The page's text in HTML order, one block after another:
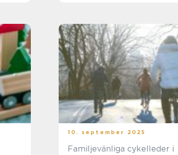
10. september 2025
Familjevänliga cykelleder i